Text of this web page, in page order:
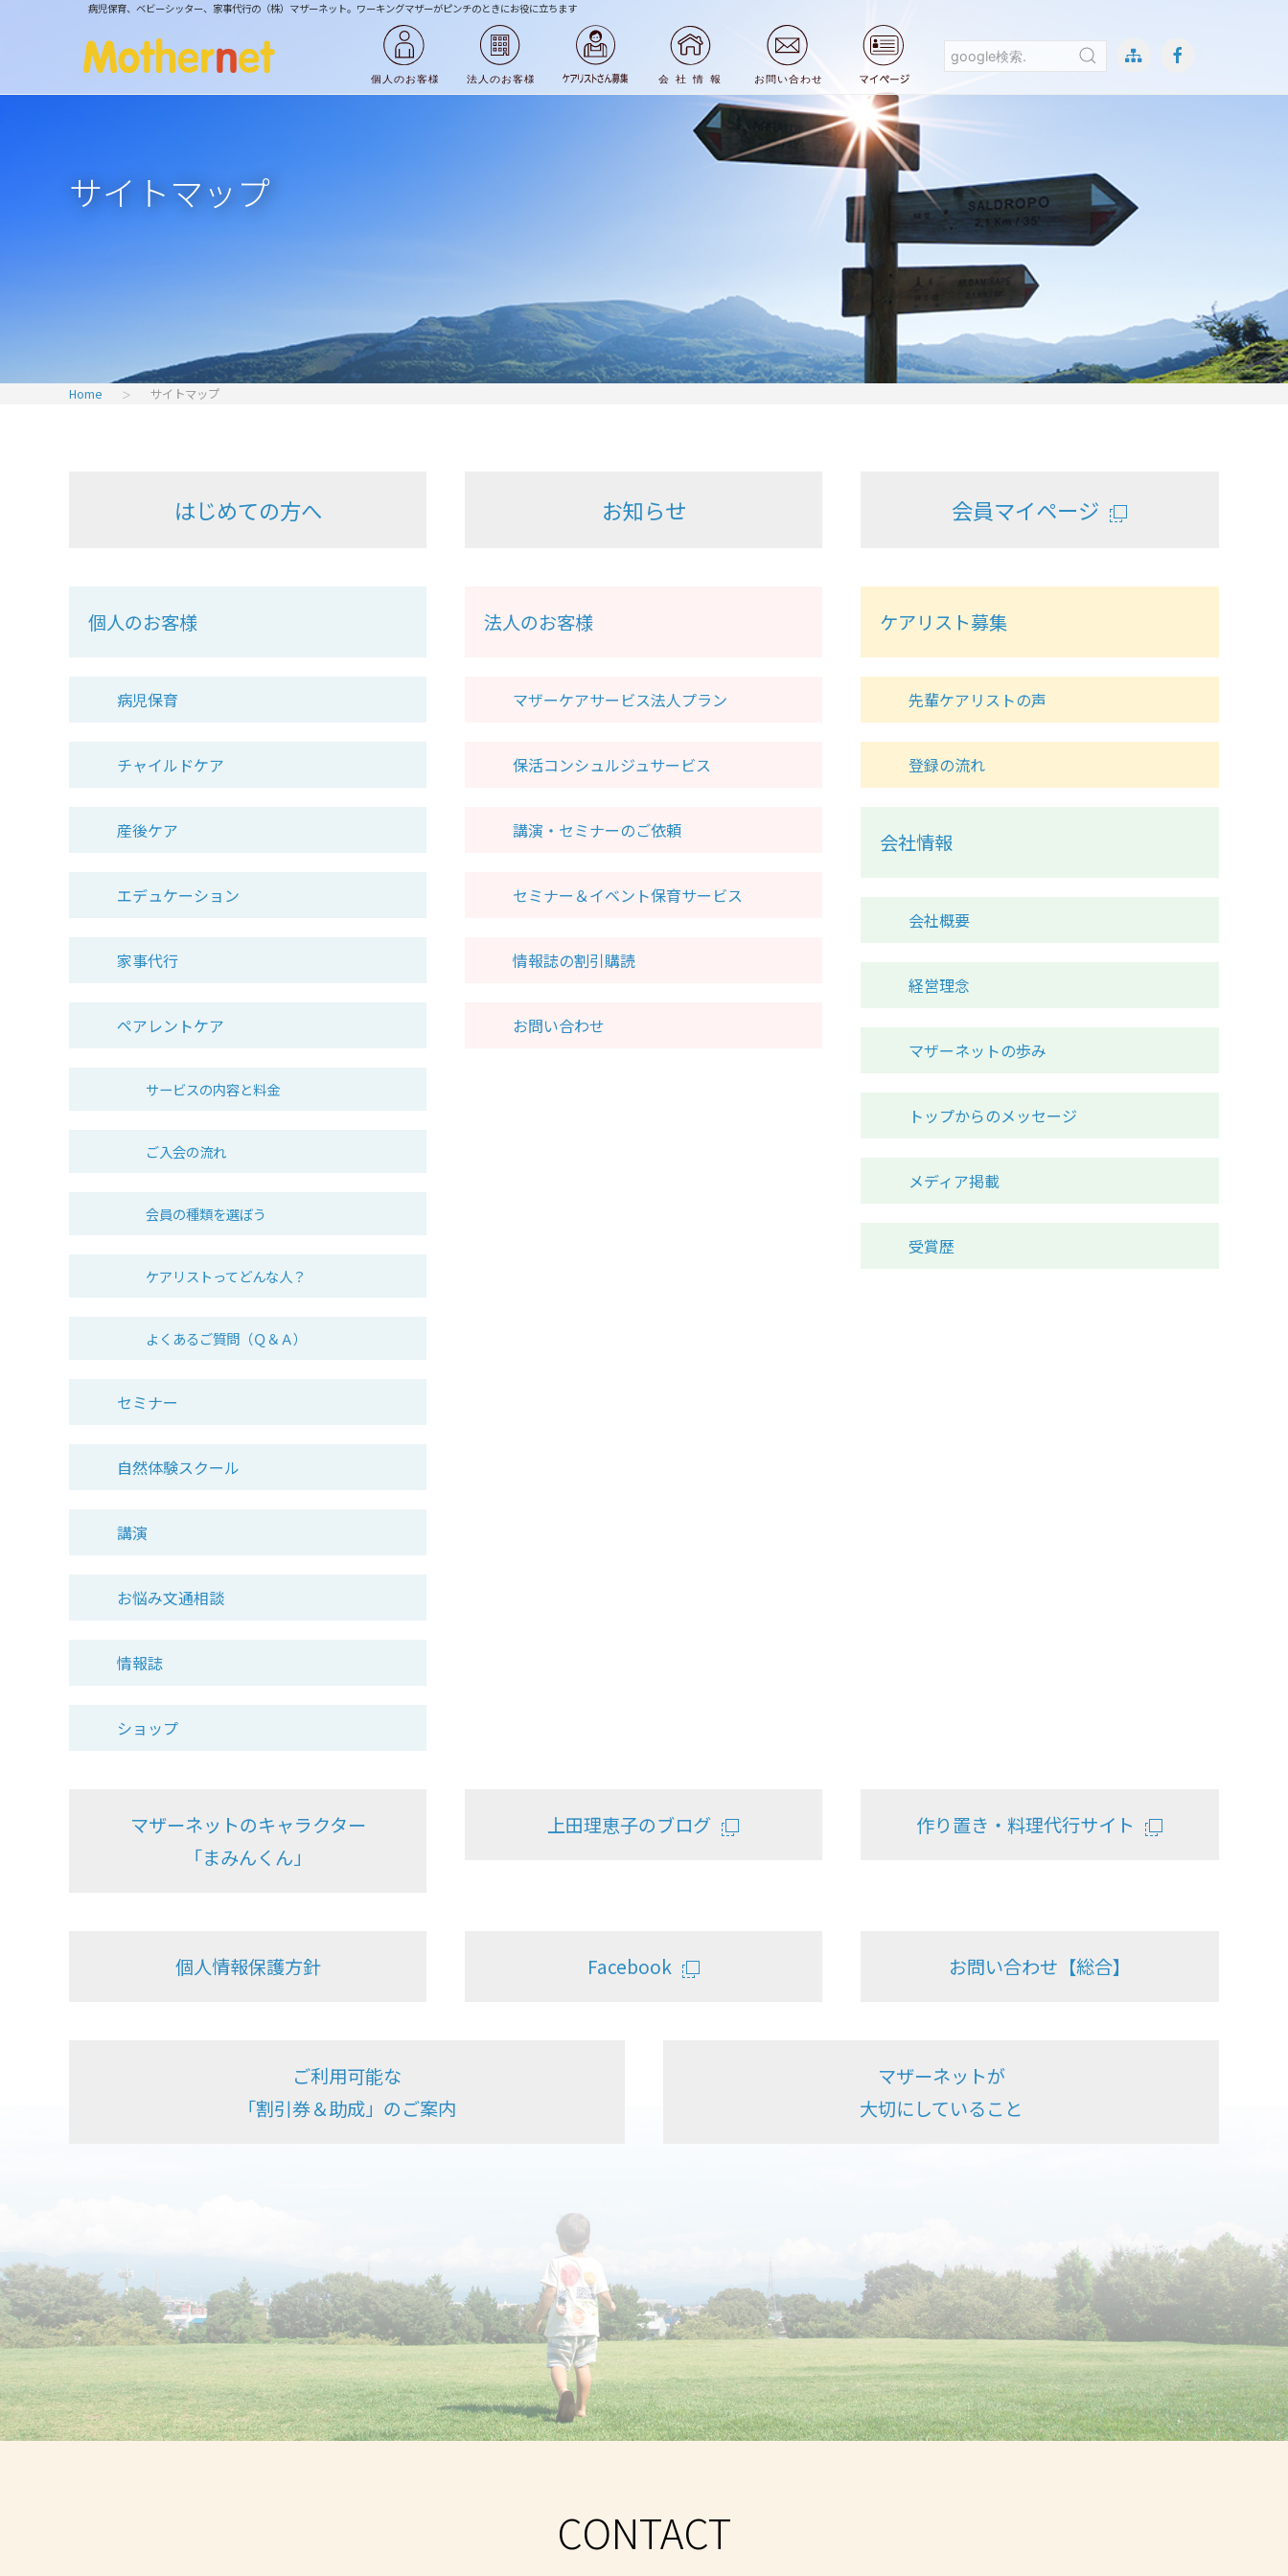
病児保育、ベビーシッター、家事代行の（株）マザーネット。 ワーキングマザーがピンチのときにお役に立ちます
サイトマップ
Home サイトマップ
はじめての方へ お知らせ 会員マイページ
個人のお客様
病児保育
チャイルドケア
産後ケア
エデュケーション
家事代行
ペアレントケア
サービスの内容と料金
ご入会の流れ
会員の種類を選ぼう
ケアリストってどんな人？
よくあるご質問（Ｑ＆Ａ）
セミナー
自然体験スクール
講演
お悩み文通相談
情報誌
ショップ
法人のお客様
マザーケアサービス法人プラン
保活コンシュルジュサービス
講演・セミナーのご依頼
セミナー＆イベント保育サービス
情報誌の割引購読
お問い合わせ
ケアリスト募集
先輩ケアリストの声
登録の流れ
会社情報
会社概要
経営理念
マザーネットの歩み
トップからのメッセージ
メディア掲載
受賞歴
マザーネットのキャラクター
「まみんくん」
上田理恵子のブログ 作り置き・料理代行サイト
個人情報保護方針 Facebook お問い合わせ【総合】
ご利用可能な
「割引券＆助成」のご案内
マザーネットが
大切にしていること
CONTACT